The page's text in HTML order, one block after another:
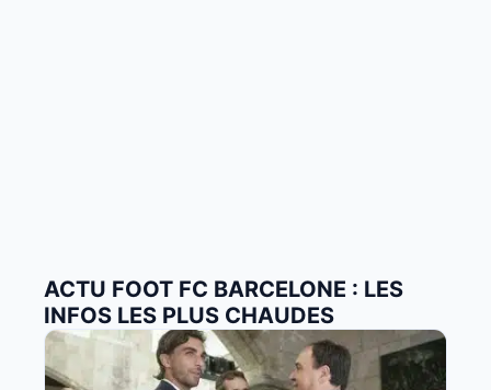
ACTU FOOT FC BARCELONE : LES
INFOS LES PLUS CHAUDES